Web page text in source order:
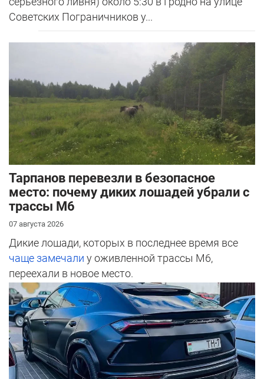
Советских Пограничников у...
Тарпанов перевезли в безопасное
место: почему диких лошадей убрали с
трассы М6
07 августа 2026
Дикие лошади, которых в последнее время все
чаще замечали у оживленной трассы М6,
переехали в новое место.